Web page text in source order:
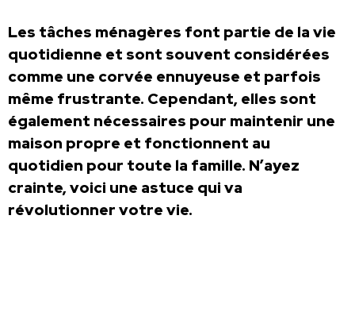
Les tâches ménagères font partie de la vie
quotidienne et sont souvent considérées
comme une corvée ennuyeuse et parfois
même frustrante. Cependant, elles sont
également nécessaires pour maintenir une
maison propre et fonctionnent au
quotidien pour toute la famille. N’ayez
crainte, voici une astuce qui va
révolutionner votre vie.